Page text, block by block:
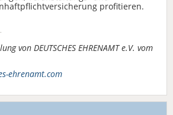
profitieren.
von DEUTSCHES EHRENAMT e.V. vom
ehrenamt.com